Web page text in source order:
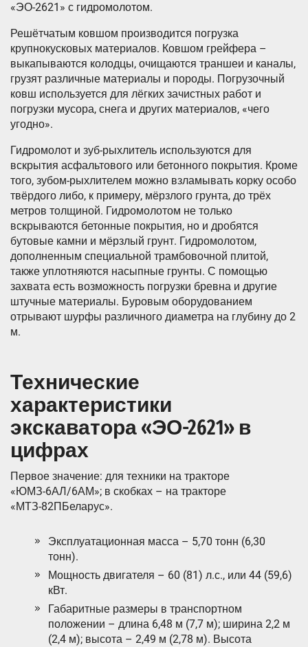
«ЭО-2621» с гидромолотом.
Решётчатым ковшом производится погрузка
крупнокусковых материалов. Ковшом грейфера –
выкапываются колодцы, очищаются траншеи и каналы,
грузят различные материалы и породы. Погрузочный
ковш используется для лёгких зачистных работ и
погрузки мусора, снега и других материалов, «чего
угодно».
Гидромолот и зуб-рыхлитель используются для
вскрытия асфальтового или бетонного покрытия. Кроме
того, зубом-рыхлителем можно взламывать корку особо
твёрдого либо, к примеру, мёрзлого грунта, до трёх
метров толщиной. Гидромолотом не только
вскрываются бетонные покрытия, но и дробятся
бутовые камни и мёрзлый грунт. Гидромолотом,
дополненным специальной трамбовочной плитой,
также уплотняются насыпные грунты. С помощью
захвата есть возможность погрузки бревна и другие
штучные материалы. Буровым оборудованием
отрывают шурфы различного диаметра на глубину до 2
м.
Технические
характеристики
экскаватора «ЭО-2621» в
цифрах
Первое значение: для техники на тракторе
«ЮМЗ-6АЛ/6АМ»; в скобках – на тракторе
«МТЗ-82ПБеларус».
Эксплуатационная масса – 5,70 тонн (6,30
тонн).
Мощность двигателя – 60 (81) л.с., или 44 (59,6)
кВт.
Габаритные размеры в транспортном
положении – длина 6,48 м (7,7 м); ширина 2,2 м
(2,4 м); высота – 2,49 м (2,78 м). Высота